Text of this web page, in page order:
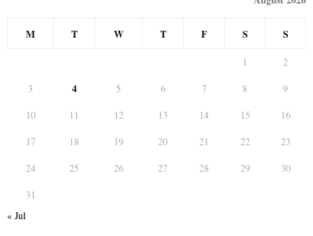
M T W T F S S
1
2
3
4 5 6 7 8
9
10
11 12 13 14 15
16
17
18 19 20 21 22
23
24
25 26 27 28 29
30
31
« Jul